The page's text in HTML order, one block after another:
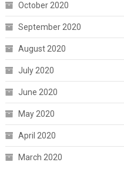
October 2020
September 2020
August 2020
July 2020
June 2020
May 2020
April 2020
March 2020